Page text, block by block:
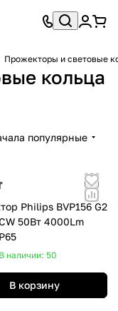
Прожекторы и световые
кольца
популярные
Philips BVP156 G2
50Вт 4000Lm
В наличии: 50
В корзину